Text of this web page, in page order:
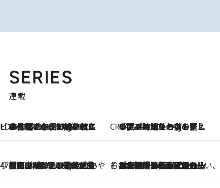
SERIES
連載
ビューティいいもの集め EDITORS' BEST
17 Minutes Ago
35℃超えの日の夜、枕にひと吹き！ BAUMのルームスプレーが、ひのきの香りで心まで解きほぐす CREA'S CHOICE
17 Minutes Ago
「眠る時刻をセットする」——眠りの前を整える、バルミューダの新しいアプローチ
47都道府県の手みやげ ひんやりスイーツで夏を満喫
17 Minutes Ago
【岡山県】この夏絶対食べたい 冷やしておいしいおやつ3選 フルーツが主役のプリンやアイスが勢揃い そおだよおこの関西おいしい、おやつ紀行
2026.8.9
［大阪府箕面市］一皿一皿目の前で仕上げられる、料理を巧みに組み込んだアシェットデセールコース「ミチル アシェット デセール（Michiru assiette dessert）」